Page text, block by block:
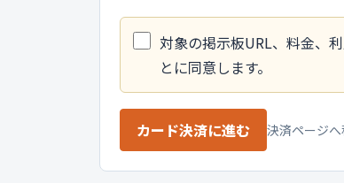
対象の掲示板URL、料金、
とに同意します。
カード決済に進む 決済ページ